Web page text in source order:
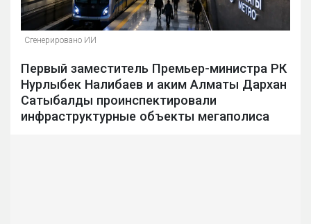
Сгенерировано ИИ
Первый заместитель Премьер-министра РК
Нурлыбек Налибаев и аким Алматы Дархан
Сатыбалды проинспектировали
инфраструктурные объекты мегаполиса